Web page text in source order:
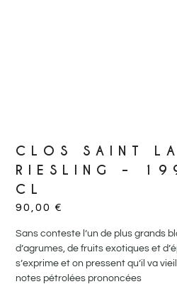
CLOS SAINT
RIESLING –
CL
90,00€
Sans conteste l’un de plus grands
d’agrumes, de fruits exotiques et
s’exprime et on pressent qu’il va
notes pétrolées prononcées